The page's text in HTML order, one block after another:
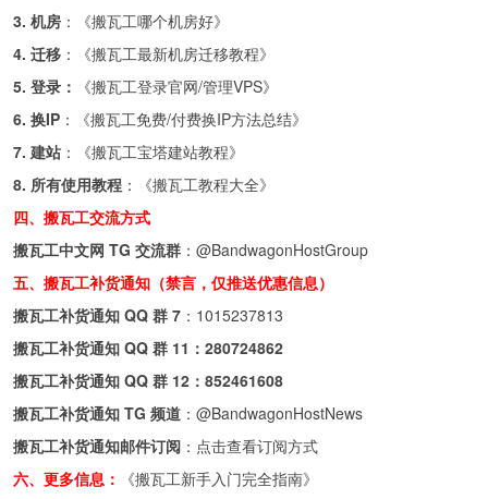
3. 机房 ：《搬瓦工哪个机房好》
4. 迁移 ：《搬瓦工最新机房迁移教程》
5. 登录：
《搬瓦工登录官网/管理VPS》
6. 换IP ：《搬瓦工免费/付费换IP方法总结》
7. 建站 ：《搬瓦工宝塔建站教程》
8. 所有使用教程 ：《搬瓦工教程大全》
四、搬瓦工交流方式
搬瓦工中文网 TG 交流群 ： @BandwagonHostGroup
五、搬瓦工补货通知（禁言，仅推送优惠信息）
搬瓦工补货通知 QQ 群 7 ： 1015237813
搬瓦工补货通知 QQ 群 11： 280724862
搬瓦工补货通知 QQ 群 12： 852461608
搬瓦工补货通知 TG 频道 ： @BandwagonHostNews
搬瓦工补货通知邮件订阅 ： 点击查看订阅方式
六、更多信息：
《搬瓦工新手入门完全指南》